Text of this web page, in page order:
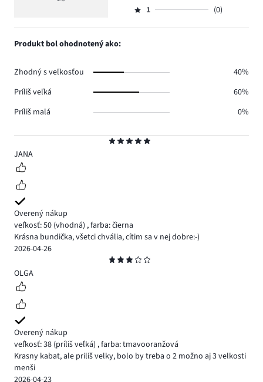
5
JANA
Overený nákup
veľkosť: 50 (vhodná) ,farba: čierna
Krásna bundička, všetci chvália, cítim sa v nej dobre:-)
2026-04-26
3
OLGA
Overený nákup
veľkosť: 38 (príliš veľká) ,farba: tmavooranžová
Krasny kabat, ale priliš velky, bolo by treba o 2 možno aj 3 velkosti
menši
2026-04-23
15.
hlasov
počet
2,
Hodnotenie
1,
1 (0)
Produkt bol ohodnotený ako:
Zhodný s veľkosťou
40%
Príliš veľká
60%
Príliš malá
0%